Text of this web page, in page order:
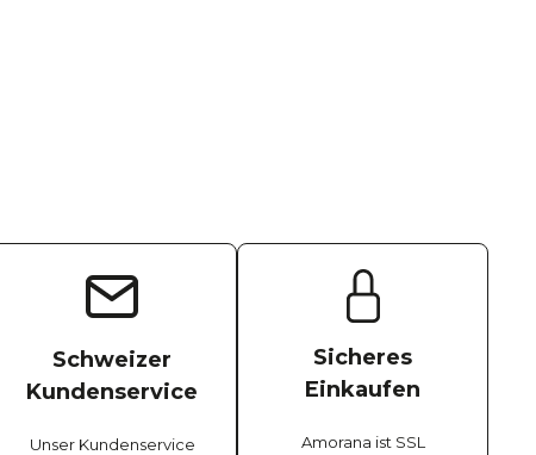
Schweizer
Kundenservice
Unser Kundenservice
Sicheres
Einkaufen
Amorana ist SSL